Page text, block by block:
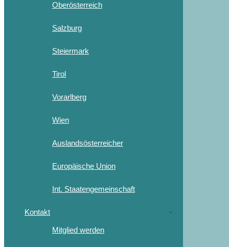
Oberösterreich
Salzburg
Steiermark
Tirol
Vorarlberg
Wien
Auslandsösterreicher
Europäische Union
Int. Staatengemeinschaft
Kontakt
Mitglied werden